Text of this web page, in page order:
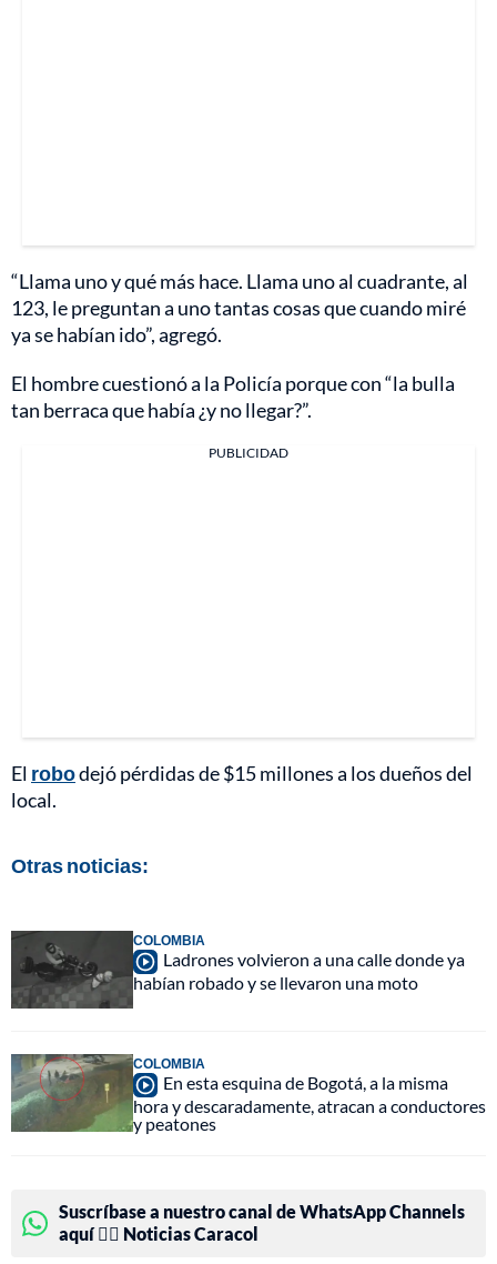
“Llama uno y qué más hace. Llama uno al cuadrante, al
123, le preguntan a uno tantas cosas que cuando miré
ya se habían ido”, agregó.
El hombre cuestionó a la Policía porque con “la bulla
tan berraca que había ¿y no llegar?”.
PUBLICIDAD
El robodejó pérdidas de $15 millones a los dueños del
local.
Otras noticias:
COLOMBIA
Ladrones volvieron a una calle donde ya
habían robado y se llevaron una moto
COLOMBIA
En esta esquina de Bogotá, a la misma
hora y descaradamente, atracan a conductores
y peatones
Suscríbase a nuestro canal de WhatsApp Channels
aquí 👉🏻 Noticias Caracol